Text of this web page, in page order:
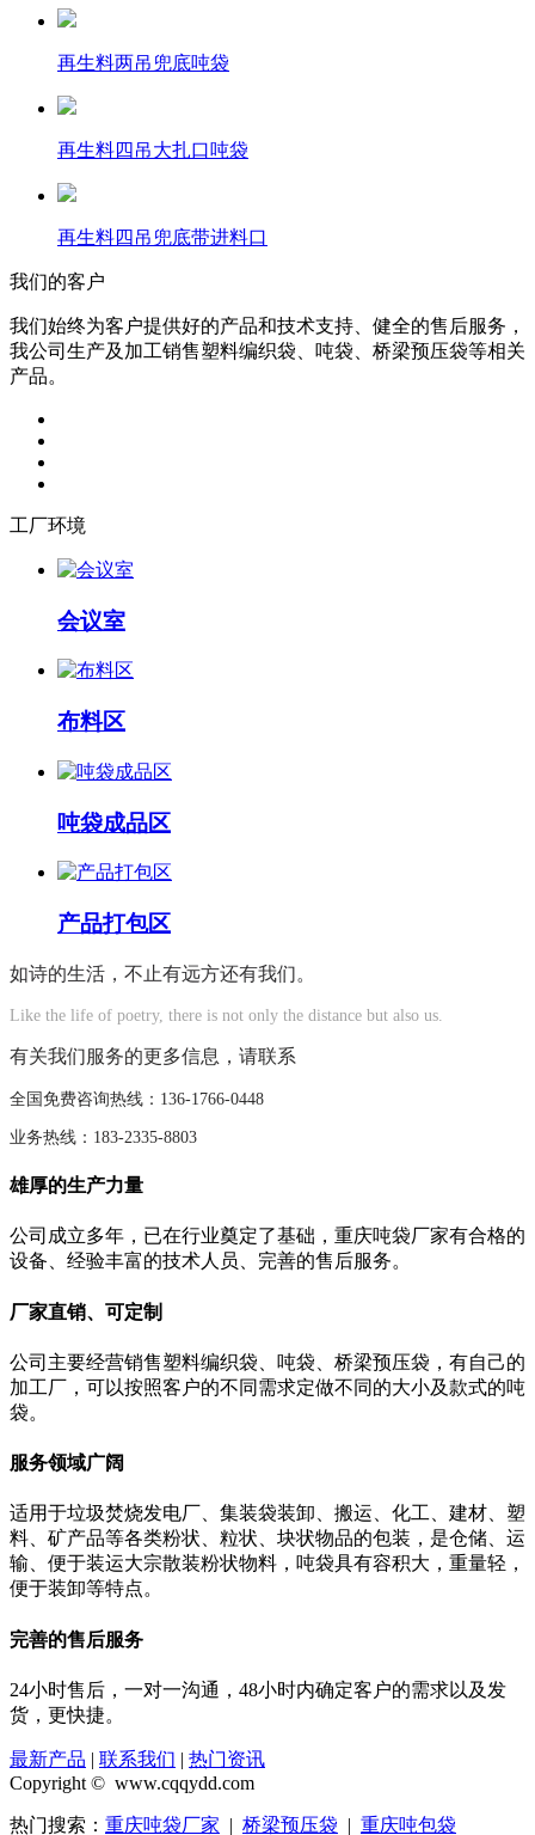
再生料两吊兜底吨袋
再生料四吊大扎口吨袋
再生料四吊兜底带进料口
我们的客户
我们始终为客户提供好的产品和技术支持、健全的售后服务，
我公司生产及加工销售塑料编织袋、吨袋、桥梁预压袋等相关
产品。
工厂环境
会议室
布料区
吨袋成品区
产品打包区
如诗的生活，不止有远方还有我们。
Like the life of poetry, there is not only the distance but also us.
有关我们服务的更多信息，请联系
全国免费咨询热线：136-1766-0448
业务热线：183-2335-8803
雄厚的生产力量
公司成立多年，已在行业奠定了基础，重庆吨袋厂家有合格的
设备、经验丰富的技术人员、完善的售后服务。
厂家直销、可定制
公司主要经营销售塑料编织袋、吨袋、桥梁预压袋，有自己的
加工厂，可以按照客户的不同需求定做不同的大小及款式的吨
袋。
服务领域广阔
适用于垃圾焚烧发电厂、集装袋装卸、搬运、化工、建材、塑
料、矿产品等各类粉状、粒状、块状物品的包装，是仓储、运
输、便于装运大宗散装粉状物料，吨袋具有容积大，重量轻，
便于装卸等特点。
完善的售后服务
24小时售后，一对一沟通，48小时内确定客户的需求以及发
货，更快捷。
最新产品 | 联系我们 | 热门资讯
Copyright © www.cqqydd.com
热门搜索： 重庆吨袋厂家 | 桥梁预压袋 | 重庆吨包袋